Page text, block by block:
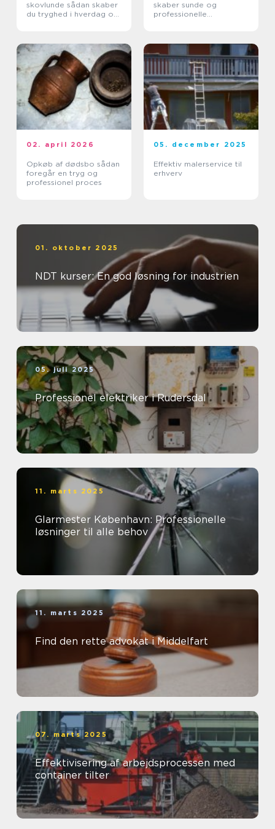
skovlunde sådan skaber
du tryghed i hverdag og
skaber sunde og
professionelle
02. april 2026
Opkøb af dødsbo sådan
foregår en tryg og
professionel proces
05. december 2025
Effektiv malerservice til
erhverv
01. oktober 2025
NDT kurser: En god løsning for industrien
05. juli 2025
Professionel elektriker i Rudersdal
11. marts 2025
Glarmester København: Professionelle
løsninger til alle behov
11. marts 2025
Find den rette advokat i Middelfart
07. marts 2025
Effektivisering af arbejdsprocessen med
container tilter